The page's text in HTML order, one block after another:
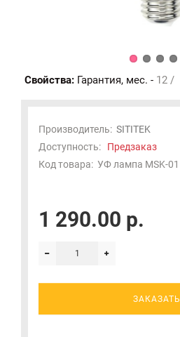
Свойства: Гарантия, мес. - 12 /
Производитель: SITITEK
Доступность: Предзаказ
Код товара: УФ лампа MSK-01
1 290.00 р.
ЗАКАЗАТЬ